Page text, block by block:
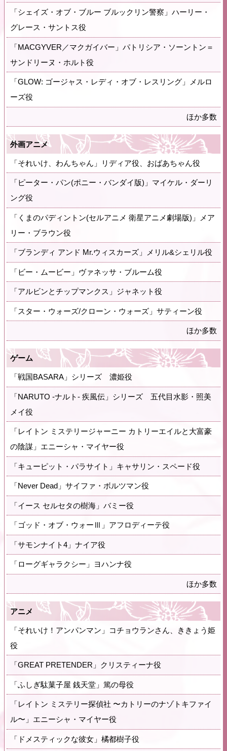
「シェイズ・オブ・ブルー ブルックリン警察」ハーリー・
グレース・サントス役
「MACGYVER／マクガイバー」パトリシア・ソーントン＝
サンドリーヌ・ホルト役
「GLOW: ゴージャス・レディ・オブ・レスリング」メルロ
ーズ役
ほか多数
外画アニメ
「それいけ、わんちゃん」リディア役、おばあちゃん役
「ピーター・パン(ポニー・バンダイ版)」マイケル・ダーリ
ング役
「くまのパディントン(セルアニメ 衛星アニメ劇場版)」メア
リー・ブラウン役
「ブランディ アンド Mr.ウィスカーズ」メリル&シェリル役
「ビー・ムービー」ヴァネッサ・ブルーム役
「アルビンとチップマンクス」ジャネット役
「スター・ウォーズ/クローン・ウォーズ」サティーン役
ほか多数
ゲーム
「戦国BASARA」シリーズ 濃姫役
「NARUTO -ナルト- 疾風伝」シリーズ 五代目水影・照美
メイ役
「レイトン ミステリージャーニー カトリーエイルと大富豪
の陰謀」エニーシャ・マイヤー役
「キューピット・パラサイト」キャサリン・スペード役
「Never Dead」サイファ・ボルツマン役
「イース セルセタの樹海」バミー役
「ゴッド・オブ・ウォーⅢ」アフロディーテ役
「サモンナイト4」ナイア役
「ローグギャラクシー」ヨハンナ役
ほか多数
アニメ
「それいけ！アンパンマン」コチョウランさん、ききょう姫
役
「GREAT PRETENDER」クリスティーナ役
「ふしぎ駄菓子屋 銭天堂」篤の母役
「レイトン ミステリー探偵社 〜カトリーのナゾトキファイ
ル〜」エニーシャ・マイヤー役
「ドメスティックな彼女」橘都樹子役